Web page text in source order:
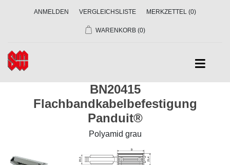
ANMELDEN VERGLEICHSLISTE MERKZETTEL (0)
WARENKORB (0)
BN20415
Flachbandkabelbefestigung
Panduit®
Polyamid grau